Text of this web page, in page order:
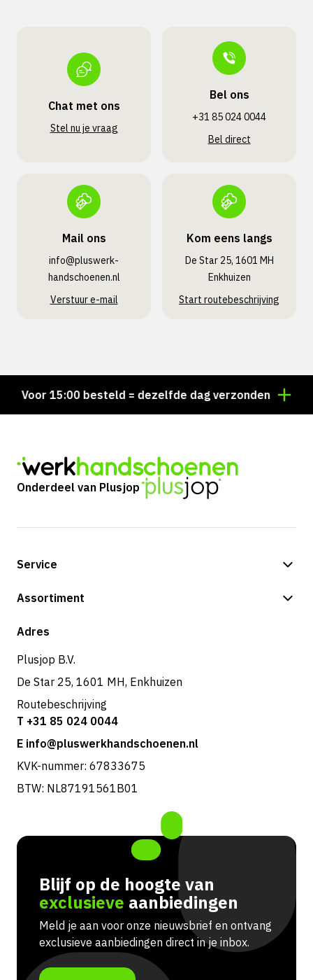
Chat met ons
Stel nu je vraag
Bel ons
+31 85 024 0044
Bel direct
Mail ons
info@pluswerk­
handschoenen.nl
Verstuur e-mail
Kom eens langs
De Star 25, 1601 MH
Enkhuizen
Start routebeschrijving
Voor 15:00 besteld = dezelfde dag verzonden
Onderdeel van Plusjop
Service
Betalingsmogelijkheden
Retouren & service
Assortiment
Shop
Adres
Plusjop B.V.
De Star 25, 1601 MH, Enkhuizen
Routebeschrijving
T +31 85 024 0044
E info@pluswerkhandschoenen.nl
KVK-nummer: 67833675
BTW: NL87191561B01
Blijf op de hoogte van
exclusieve aanbiedingen
Meld je aan voor onze nieuwsbrief en ontvang
exclusieve aanbiedingen direct in je inbox.